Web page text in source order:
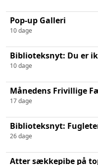
Pop-up Galleri
10 dage
Biblioteksnyt: Du er
10 dage
Månedens Frivillige
17 dage
Biblioteksnyt:
26 dage
Atter sækkepibe på